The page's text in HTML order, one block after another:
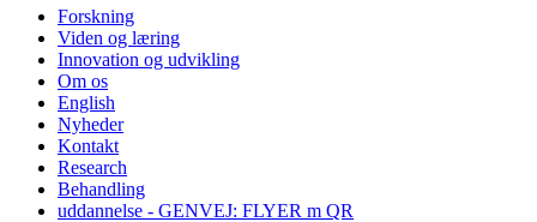
Forskning
Viden og læring
Innovation og udvikling
Om os
English
Nyheder
Kontakt
Research
Behandling
uddannelse - GENVEJ: FLYER m QR